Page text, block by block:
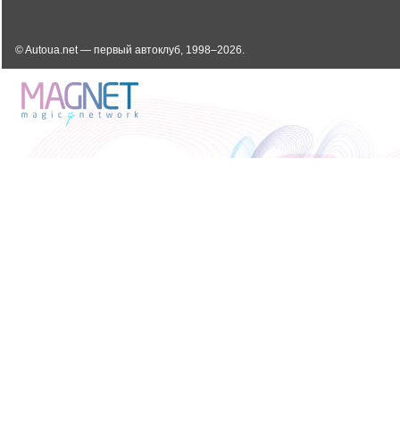
© Autoua.net — первый автоклуб, 1998–2026.